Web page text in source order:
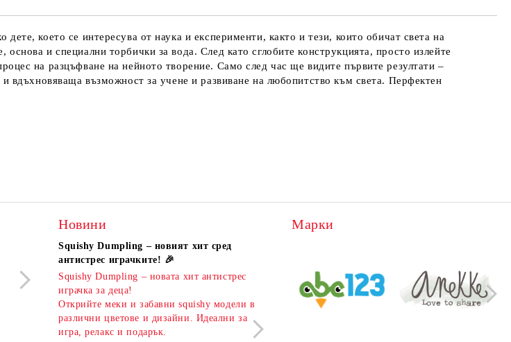
което се интересува от наука и експерименти, както и тези, които обичат света на
и специални торбички за вода. След като сглобите конструкцията, просто излейте
на разцъфване на нейното творение. Само след час ще видите първите резултати –
вдъхновяваща възможност за учене и развиване на любопитство към света. Перфектен
KIDEA комплект 5 бр.
ароматни гуми Bubble Tea
€2.20 4.30 лв. €1.20 2.35 лв.
PIXELS МОЛИВ С ГУМА HB
€0.92 1.80 лв.
Новини
Squishy Dumpling – новият хит сред
антистрес играчките! 🎉
Squishy Dumpling – новата хит антистрес
играчка за деца!
Открийте меки и забавни squishy модели в
различни цветове и дизайни. Идеални за
игра, релакс и подарък.
Онлайн магазинът наКнижарница
Първолачеразширява своя асортимент с
нови и интересни предложения за деца. В
Марки